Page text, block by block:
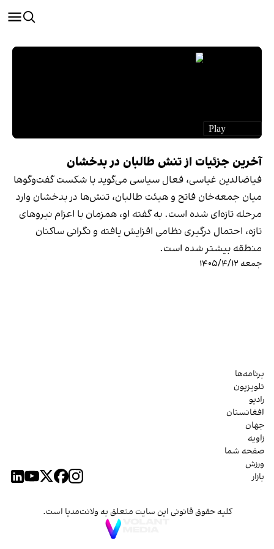
آخرین جزئیات از تنش طالبان در بدخشان
فیاضالدین غیاسی، فعال سیاسی می‌گوید با شکست گفت‌وگوها
میان جمعه‌خان فاتح و هیئت طالبان، تنش‌ها در بدخشان وارد
مرحله تازه‌ای شده است. به گفته او، همزمان با اعزام نیروهای
تازه، احتمال درگیری نظامی افزایش یافته و نگرانی ساکنان
منطقه بیشتر شده است.
جمعه ۱۴۰۵/۴/۱۲
برنامه‌ها
تلویزیون
رادیو
افغانستان
جهان
زاویه
صفحه شما
ورزش
بازار
کلیه حقوق قانونی این سایت متعلق به ولانت‌مدیا است.